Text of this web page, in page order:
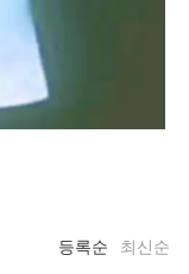
등록순 최신순